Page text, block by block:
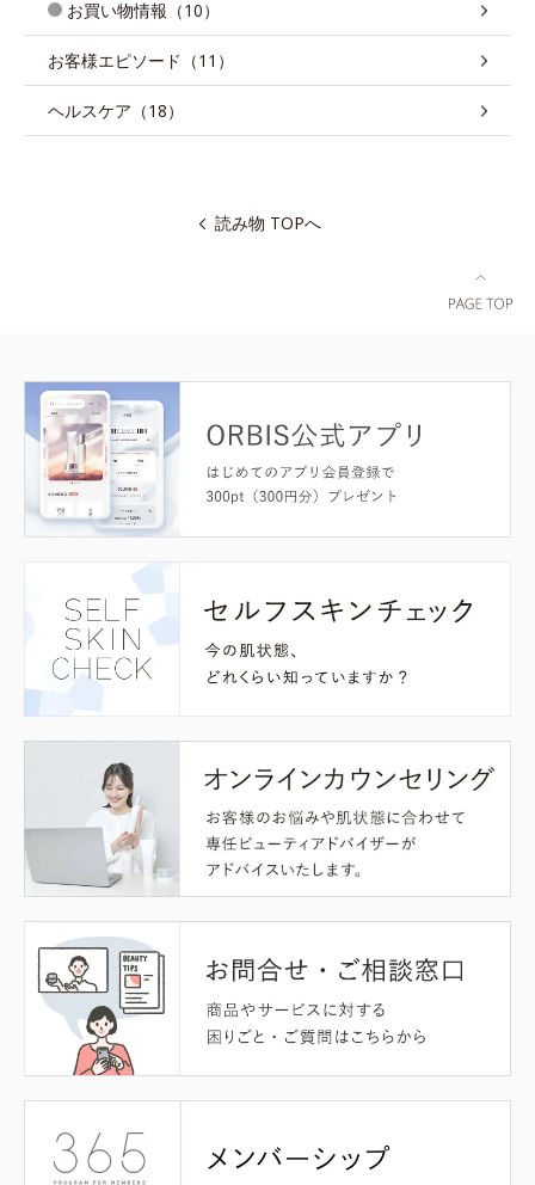
お買い物情報（10）
お客様エピソード（11）
ヘルスケア（18）
読み物 TOPへ